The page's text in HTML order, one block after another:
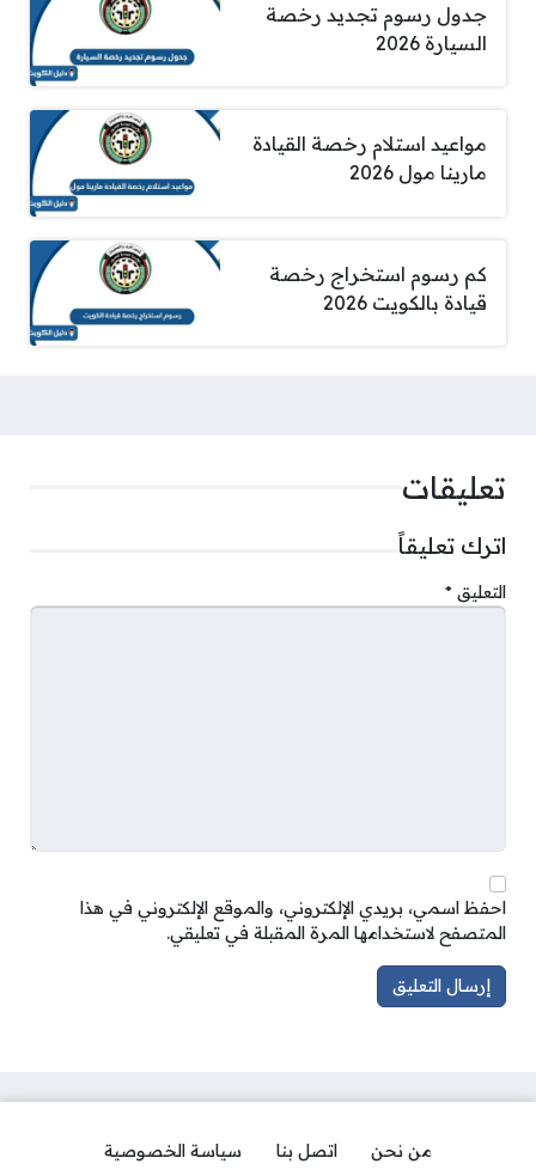
جدول رسوم تجديد رخصة
السيارة 2026
مواعيد استلام رخصة القيادة
مارينا مول 2026
كم رسوم استخراج رخصة
قيادة بالكويت 2026
تعليقات
اترك تعليقاً
التعليق *
احفظ اسمي، بريدي الإلكتروني، والموقع الإلكتروني في هذا
المتصفح لاستخدامها المرة المقبلة في تعليقي.
من نحن اتصل بنا سياسة الخصوصية